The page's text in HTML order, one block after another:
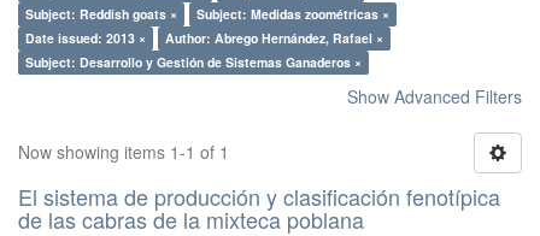
Subject: Reddish goats ×
Subject: Medidas zoométricas ×
Date issued: 2013 ×
Author: Abrego Hernández, Rafael ×
Subject: Desarrollo y Gestión de Sistemas Ganaderos ×
Show Advanced Filters
Now showing items 1-1 of 1
El sistema de producción y clasificación fenotípica
de las cabras de la mixteca poblana